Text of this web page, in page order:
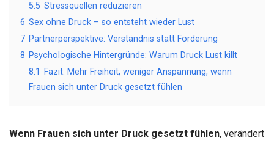
5.5 Stressquellen reduzieren
6 Sex ohne Druck – so entsteht wieder Lust
7 Partnerperspektive: Verständnis statt Forderung
8 Psychologische Hintergründe: Warum Druck Lust killt
8.1
Fazit: Mehr Freiheit, weniger Anspannung, wenn
Frauen sich unter Druck gesetzt fühlen
Wenn Frauen sich unter Druck gesetzt fühlen, verändert